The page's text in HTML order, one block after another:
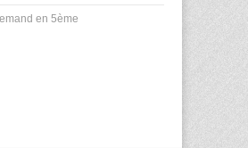
en 5ème